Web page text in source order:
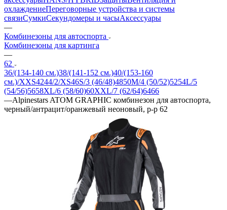
охлаждениеПереговорные устройства и системы
связиСумкиСекундомеры и часыАксессуары
—
Комбинезоны для автоспорта
Комбинезоны для картинга
—
62
36/(134-140 см.)38/(141-152 см.)40/(153-160
см.)/XXS4244/2/XS46S/3 (46/48)4850M/4 (50/52)5254L/5
(54/56)5658XL/6 (58/60)60XXL/7 (62/64)6466
—Alpinestars ATOM GRAPHIC комбинезон для автоспорта,
черный/антрацит/оранжевый неоновый, р-р 62